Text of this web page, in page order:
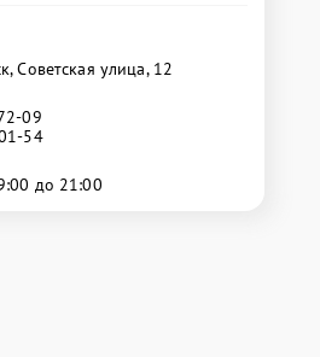
Советская улица, 12
09
54
до 21:00